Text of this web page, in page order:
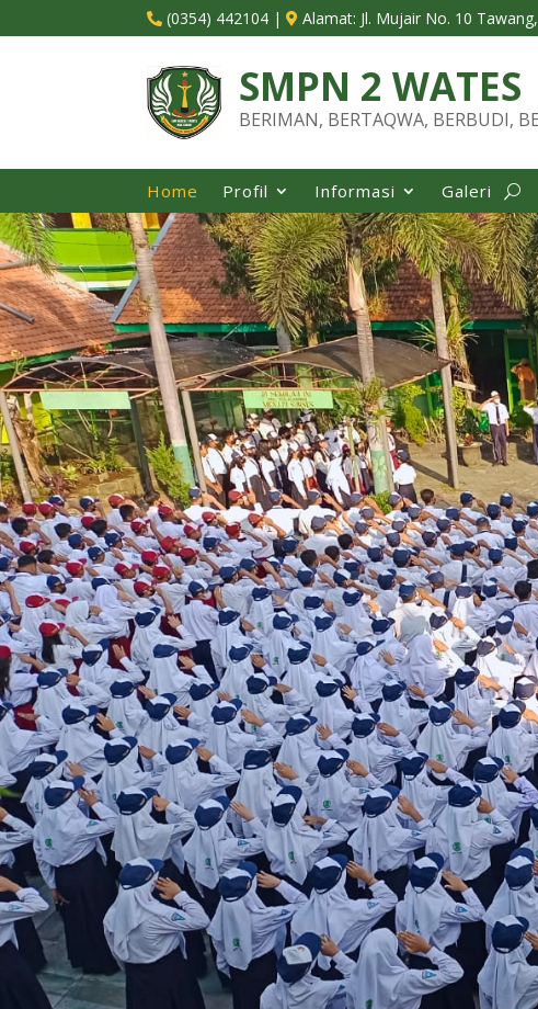
 (0354) 442104 | Alamat: Jl. Mujair No. 10
SMPN 2 WATES
BERIMAN, BERTAQWA, BERBUDI,
Home Profil Informasi Galeri